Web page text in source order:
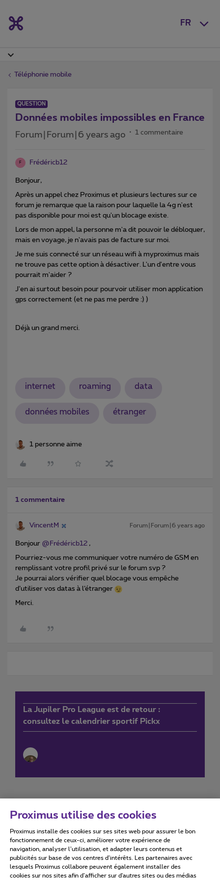
FR
Téléphonie mobile
QUESTION
Données mobiles impossibles en France
Forum|Forum|6 years ago 1 commentaire
F Frédéricb12
Bonjour,
Après un appel chez Proximus et plusieurs lectures sur ce
forum je remarque que la raison pour laquelle la 4g n'est
pas disponible pour moi est qu'un blocage existe.
Lors de mon appel, la personne m'a dit pouvoir le débloquer,
mais en voyage, je n'avais pas de facture sur moi.
Je me suis connecté sur un réseau wifi à myproximus mais
ne trouve pas cette option à désactiver. L'un d'entre vous
pourrait m'aider ?
J'en ai surtout besoin pour pourvoir utiliser mon application
gps correctement (et ne pas me perdre :) )
Déjà un grand merci.
internet roaming data
données mobiles étranger
1 personne aime
1 commentaire
VincentM Forum|Forum|6 years ago
Bonjour @Frédéricb12 ,
Pourriez-vous me communiquer votre numéro de GSM en
remplissant votre profil privé sur le forum svp ?
Je pourrai alors vérifier quel blocage vous empêche
d’utiliser vos datas à l’étranger
Merci.
La Jupiler Pro League est de retour :
consultez le calendrier sportif Pickx
Conditions d'utilisation Accessibility statement
Proximus utilise des cookies
Proximus installe des cookies sur ses sites web pour assurer le bon
fonctionnement de ceux-ci, améliorer votre expérience de
navigation, analyser l’utilisation, et adapter leurs contenus et
publicités sur base de vos centres d’intérêts. Les partenaires avec
lesquels Proximus collabore peuvent également installer des
cookies sur nos sites afin d’afficher sur d'autres sites ou des médias